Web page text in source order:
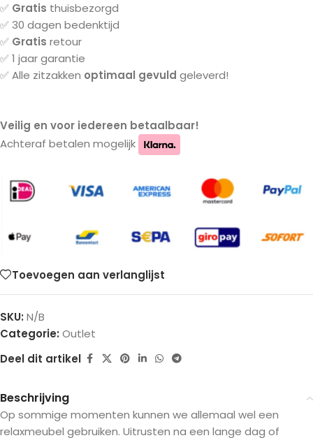
✅ Gratis thuisbezorgd
✅ 30 dagen bedenktijd
✅ Gratis retour
✅ 1 jaar garantie
✅ Alle zitzakken optimaal gevuld geleverd!
Veilig en voor iedereen betaalbaar!
Achteraf betalen mogelijk
Toevoegen aan verlanglijst
SKU: N/B
Categorie: Outlet
Deel dit artikel
Beschrijving
Op sommige momenten kunnen we allemaal wel een
relaxmeubel gebruiken. Uitrusten na een lange dag of